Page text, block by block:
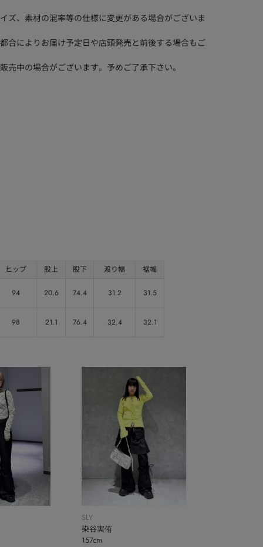
ズ、素材の混率等の仕様に変更がある場合がございま
合によりお届け予定日や店頭発売と前後する場合もご
中の場合がございます。予めご了承下さい。
ヒップ 股上 股下 渡り幅 裾幅
94 20.6 74.4 31.2 31.5
98 21.1 76.4 32.4 32.1
SLY
染谷実侑
157cm